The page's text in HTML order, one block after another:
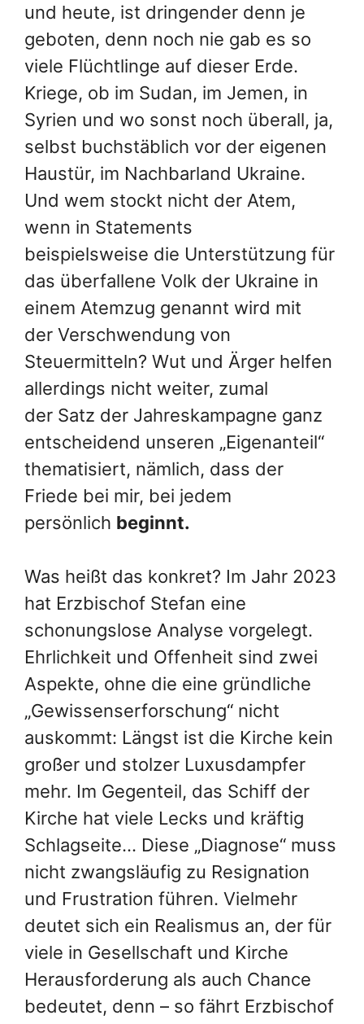
und heute, ist dringender denn je
geboten, denn noch nie gab es so
viele Flüchtlinge auf dieser Erde.
Kriege, ob im Sudan, im Jemen, in
Syrien und wo sonst noch überall, ja,
selbst buchstäblich vor der eigenen
Haustür, im Nachbarland Ukraine.
Und wem stockt nicht der Atem,
wenn in Statements
beispielsweise die Unterstützung für
das überfallene Volk der Ukraine in
einem Atemzug genannt wird mit
der Verschwendung von
Steuermitteln? Wut und Ärger helfen
allerdings nicht weiter, zumal
der Satz der Jahreskampagne ganz
entscheidend unseren „Eigenanteil“
thematisiert, nämlich, dass der
Friede bei mir, bei jedem
persönlich beginnt.
Was heißt das konkret? Im Jahr 2023
hat Erzbischof Stefan eine
schonungslose Analyse vorgelegt.
Ehrlichkeit und Offenheit sind zwei
Aspekte, ohne die eine gründliche
„Gewissenserforschung“ nicht
auskommt: Längst ist die Kirche kein
großer und stolzer Luxusdampfer
mehr. Im Gegenteil, das Schiff der
Kirche hat viele Lecks und kräftig
Schlagseite… Diese „Diagnose“ muss
nicht zwangsläufig zu Resignation
und Frustration führen. Vielmehr
deutet sich ein Realismus an, der für
viele in Gesellschaft und Kirche
Herausforderung als auch Chance
bedeutet, denn – so fährt Erzbischof